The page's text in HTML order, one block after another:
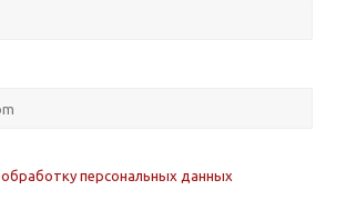
обработку персональных данных